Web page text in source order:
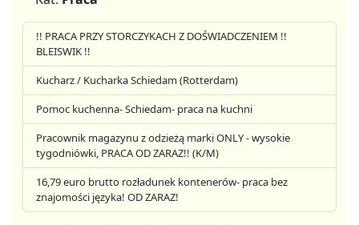
!! PRACA PRZY STORCZYKACH Z DOŚWIADCZENIEM !!
BLEISWIK !!
Kucharz / Kucharka Schiedam (Rotterdam)
Pomoc kuchenna- Schiedam- praca na kuchni
Pracownik magazynu z odzieżą marki ONLY - wysokie
tygodniówki, PRACA OD ZARAZ!! (K/M)
16,79 euro brutto rozładunek kontenerów- praca bez
znajomości języka! OD ZARAZ!